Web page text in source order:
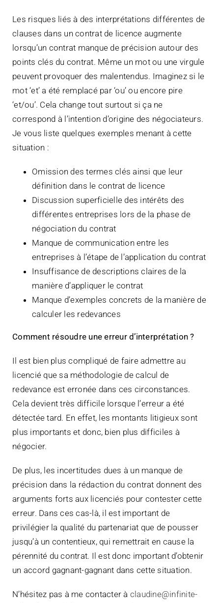
Les risques liés à des interprétations différentes de
clauses dans un contrat de licence augmente
lorsqu’un contrat manque de précision autour des
points clés du contrat. Même un mot ou une virgule
peuvent provoquer des malentendus. Imaginez si le
mot ‘et’ a été remplacé par ‘ou’ ou encore pire
‘et/ou’. Cela change tout surtout si ça ne
correspond à l’intention d’origine des négociateurs.
Je vous liste quelques exemples menant à cette
situation :
Omission des termes clés ainsi que leur
définition dans le contrat de licence
Discussion superficielle des intérêts des
différentes entreprises lors de la phase de
négociation du contrat
Manque de communication entre les
entreprises à l’étape de l’application du contrat
Insuffisance de descriptions claires de la
manière d’appliquer le contrat
Manque d’exemples concrets de la manière de
calculer les redevances
Comment résoudre une erreur d’interprétation ?
Il est bien plus compliqué de faire admettre au
licencié que sa méthodologie de calcul de
redevance est erronée dans ces circonstances.
Cela devient très difficile lorsque l’erreur a été
détectée tard. En effet, les montants litigieux sont
plus importants et donc, bien plus difficiles à
négocier.
De plus, les incertitudes dues à un manque de
précision dans la rédaction du contrat donnent des
arguments forts aux licenciés pour contester cette
erreur. Dans ces cas-là, il est important de
privilégier la qualité du partenariat que de pousser
jusqu’à un contentieux, qui remettrait en cause la
pérennité du contrat. Il est donc important d’obtenir
un accord gagnant-gagnant dans cette situation.
N’hésitez pas à me contacter à claudine@infinite-